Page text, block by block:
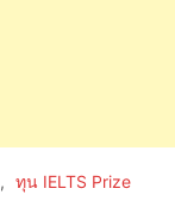
, ทุน IELTS Prize